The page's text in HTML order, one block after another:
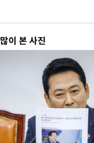
많이 본 사진